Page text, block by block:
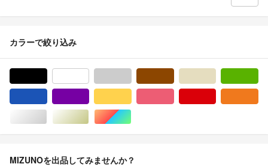
カラーで絞り込み
シルバー/銀色系ゴールド/金色系マルチカラー
MIZUNOを出品してみませんか？